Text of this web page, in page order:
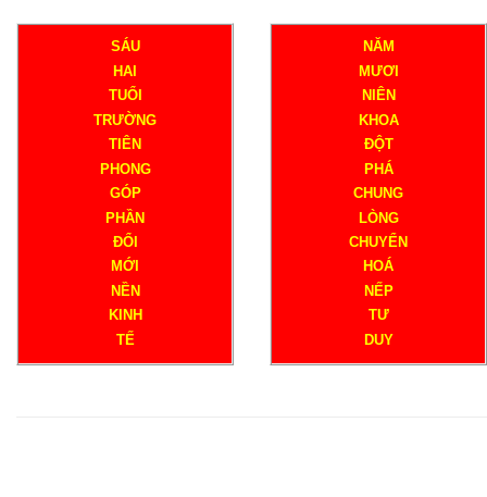
SÁU
HAI
TUỔI
TRƯỜNG
TIÊN
PHONG
GÓP
PHẦN
ĐỔI
MỚI
NỀN
KINH
TẾ
NĂM
MƯƠI
NIÊN
KHOA
ĐỘT
PHÁ
CHUNG
LÒNG
CHUYỂN
HOÁ
NẾP
TƯ
DUY